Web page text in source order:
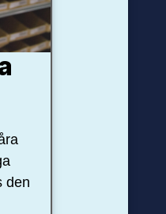
den